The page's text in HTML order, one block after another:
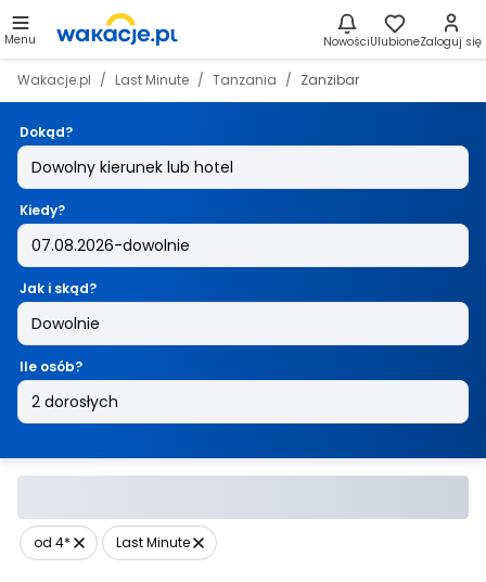
Menu NowościUlubioneZaloguj się
Wakacje.pl Last Minute Tanzania Zanzibar
Dokąd?
Kiedy?
Jak i skąd?
Ile osób?
od 4* Last Minute